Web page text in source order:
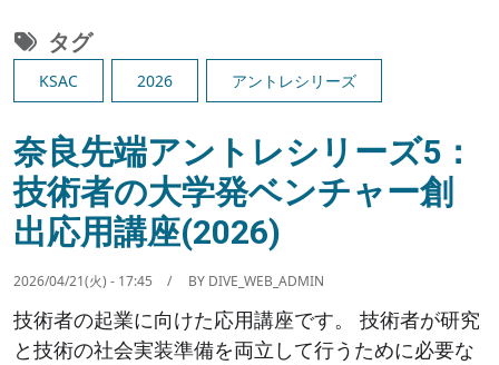
タグ
KSAC 2026 アントレシリーズ
奈良先端アントレシリーズ5：
技術者の大学発ベンチャー創
出応用講座(2026)
2026/04/21(火) - 17:45 BY DIVE_WEB_ADMIN
技術者の起業に向けた応用講座です。 技術者が研究
と技術の社会実装準備を両立して行うために必要な